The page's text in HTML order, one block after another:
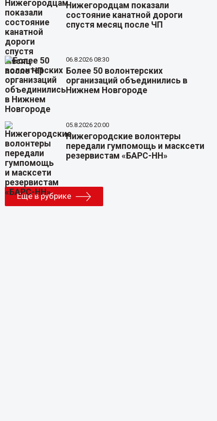
Нижегородцам показали
состояние канатной дороги
спустя месяц после ЧП
06.8.2026 08:30
Более 50 волонтерских
организаций объединились в
Нижнем Новгороде
05.8.2026 20:00
Нижегородские волонтеры
передали гумпомощь и масксети
резервистам «БАРС-НН»
Еще в рубрике